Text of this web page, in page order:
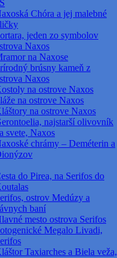
Chóra a jej malebné
jeden zo symbolov
Naxos
na Naxose
brúsny kameň z
Naxos
na ostrove Naxos
na ostrove Naxos
na ostrove Naxos
najstarší olivovník
svete, Naxos
chrámy – Deméterin a
do Pirea, na Serifos do
ostrov Medúzy a
baní
mesto ostrova Serifos
Megalo Livadi,
Taxiarches a Biela veža,